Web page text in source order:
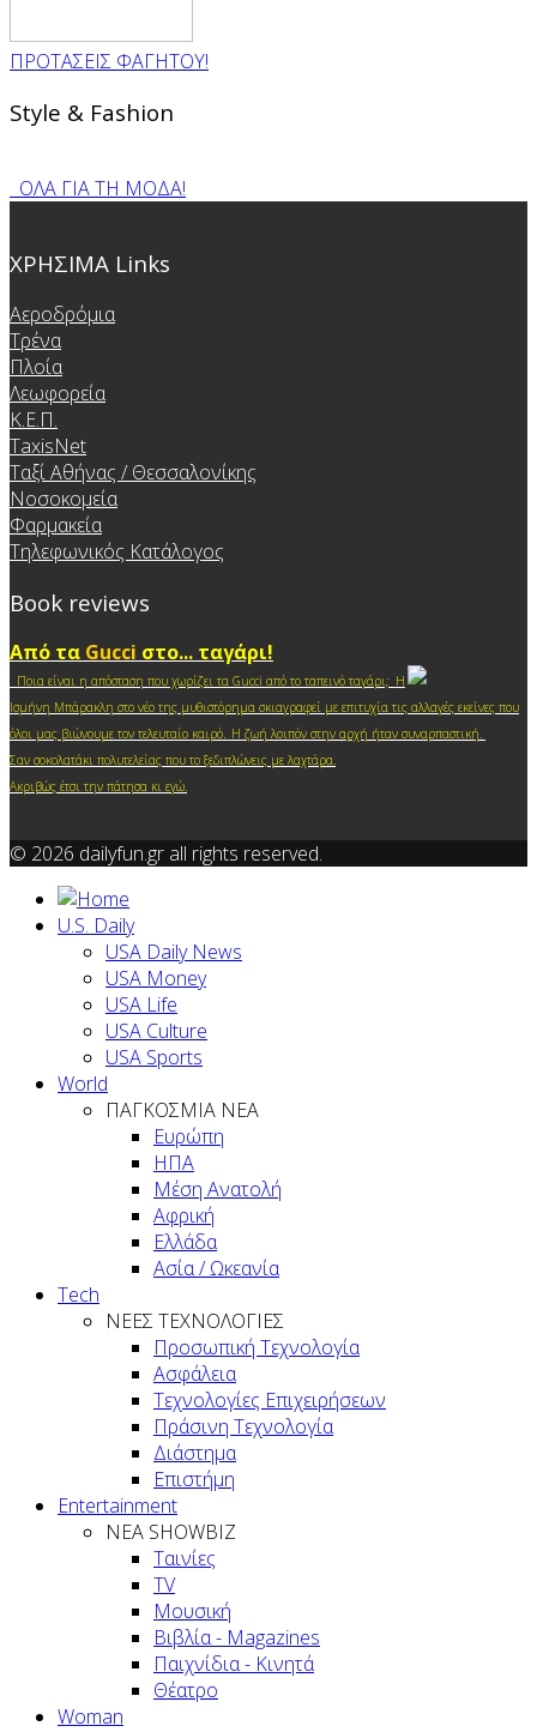
ΠΡΟΤΑΣΕΙΣ ΦΑΓΗΤΟΥ!
Style & Fashion
ΟΛΑ ΓΙΑ ΤΗ ΜΟΔΑ!
ΧΡΗΣΙΜΑ Links
Αεροδρόμια
Τρένα
Πλοία
Λεωφορεία
Κ.Ε.Π.
TaxisNet
Ταξί Αθήνας / Θεσσαλονίκης
Νοσοκομεία
Φαρμακεία
Τηλεφωνικός Κατάλογος
Book reviews
Από τα Gucci στο... ταγάρι!
Ποια είναι η απόσταση που χωρίζει τα Gucci από το ταπεινό ταγάρι; Η
Ισμήνη Μπάρακλη στο νέο της μυθιστόρημα σκιαγραφεί με επιτυχία τις αλλαγές εκείνες που
όλοι μας βιώνουμε τον τελευταίο καιρό. Η ζωή λοιπόν στην αρχή ήταν συναρπαστική.
Σαν σοκολατάκι πολυτελείας που το ξεδιπλώνεις με λαχτάρα.
Ακριβώς έτσι την πάτησα κι εγώ.
© 2026 dailyfun.gr all rights reserved.
U.S. Daily
USA Daily News
USA Money
USA Life
USA Culture
USA Sports
World
ΠΑΓΚΟΣΜΙΑ ΝΕΑ
Ευρώπη
ΗΠΑ
Μέση Ανατολή
Αφρική
Ελλάδα
Ασία / Ωκεανία
Tech
ΝΕΕΣ ΤΕΧΝΟΛΟΓΙΕΣ
Προσωπική Τεχνολογία
Ασφάλεια
Τεχνολογίες Επιχειρήσεων
Πράσινη Τεχνολογία
Διάστημα
Επιστήμη
Entertainment
ΝΕΑ SHOWBIZ
Ταινίες
TV
Μουσική
Βιβλία - Magazines
Παιχνίδια - Κινητά
Θέατρο
Woman